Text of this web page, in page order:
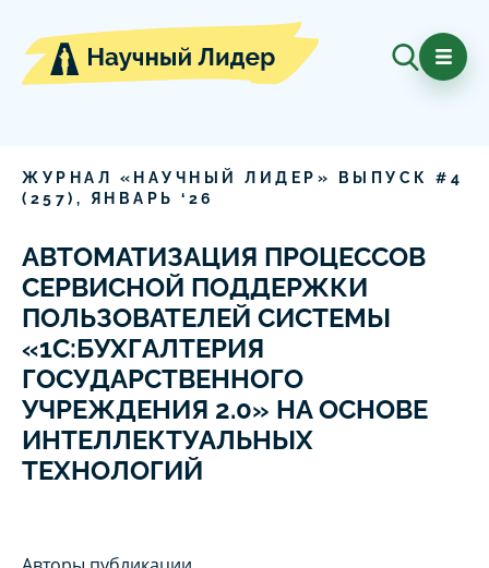
ЖУРНАЛ «НАУЧНЫЙ ЛИДЕР» ВЫПУСК # 4
( 257), ЯНВАРЬ ‘ 26
АВТОМАТИЗАЦИЯ ПРОЦЕССОВ
СЕРВИСНОЙ ПОДДЕРЖКИ
ПОЛЬЗОВАТЕЛЕЙ СИСТЕМЫ
«1С:БУХГАЛТЕРИЯ
ГОСУДАРСТВЕННОГО
УЧРЕЖДЕНИЯ 2.0» НА ОСНОВЕ
ИНТЕЛЛЕКТУАЛЬНЫХ
ТЕХНОЛОГИЙ